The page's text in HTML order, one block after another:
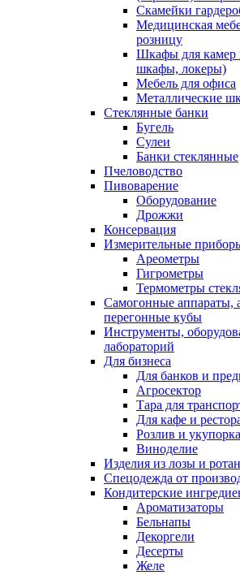
Скамейки
Медицинская
розницу
Шкафы для камер
шкафы, локеры)
Мебель для офиса
Металлические
Стеклянные банки
Бугель
Сулеи
Банки стеклянные
Пчеловодство
Пивоварение
Оборудование
Дрожжи
Консервация
Измерительные
Ареометры
Гигрометры
Термометры
Самогонные аппараты,
перегонные кубы
Инструменты,
лабораторий
Для бизнеса
Для банков и
Агросектор
Тара для
Для кафе и
Розлив и укупорка
Виноделие
Изделия из лозы и
Спецодежда от
Кондитерские
Ароматизаторы
Бельнапы
Декоргели
Десерты
Желe